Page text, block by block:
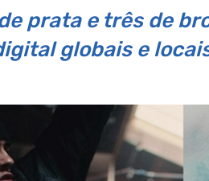
prata e três de
globais e